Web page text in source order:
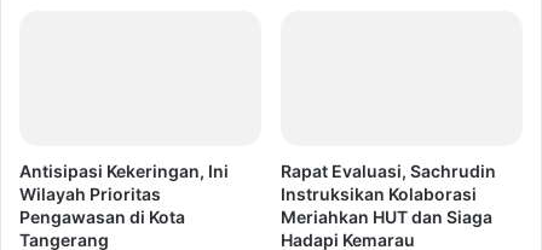
Antisipasi Kekeringan, Ini
Wilayah Prioritas
Pengawasan di Kota
Tangerang
Rapat Evaluasi, Sachrudin
Instruksikan Kolaborasi
Meriahkan HUT dan Siaga
Hadapi Kemarau